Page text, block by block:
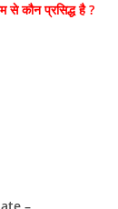
से कौन प्रसिद्ध है ?